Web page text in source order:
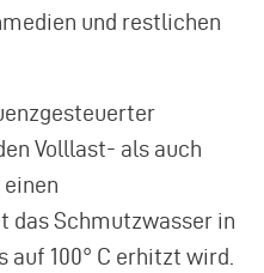
und restlichen
Volllast- als auch
das Schmutzwasser in
auf 100° C erhitzt wird.